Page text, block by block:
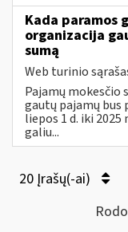
Kada paramos
organizacija
sumą
Web turinio
Pajamų mokesčio
gautų pajamų bus
liepos 1 d. iki 2025
galiu...
20 Įrašų(-ai)